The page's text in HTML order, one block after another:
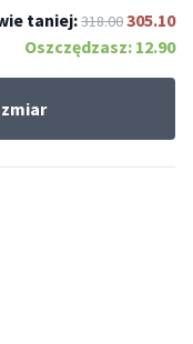
taniej:318.00305.10
Oszczędzasz: 12.90